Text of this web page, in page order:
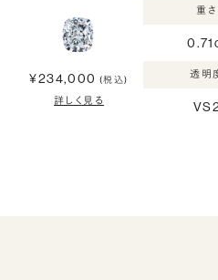
¥234,000 (税込)
詳しく見る
重さ
透明